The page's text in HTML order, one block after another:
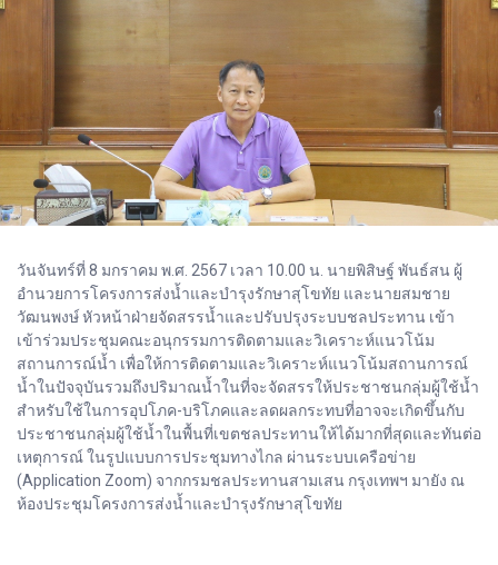
วันจันทร์ที่ 8 มกราคม พ.ศ. 2567 เวลา 10.00 น. นายพิสิษฐ์ พันธ์สน ผู้
อำนวยการโครงการส่งน้ำและบำรุงรักษาสุโขทัย และนายสมชาย
วัฒนพงษ์ หัวหน้าฝ่ายจัดสรรน้ำและปรับปรุงระบบชลประทาน เข้า
เข้าร่วมประชุมคณะอนุกรรมการติดตามและวิเคราะห์แนวโน้ม
สถานการณ์น้ำ เพื่อให้การติดตามและวิเคราะห์แนวโน้มสถานการณ์
น้ำในปัจจุบันรวมถึงปริมาณน้ำในที่จะจัดสรรให้ประชาชนกลุ่มผู้ใช้น้ำ
สำหรับใช้ในการอุปโภค-บริโภคและลดผลกระทบที่อาจจะเกิดขึ้นกับ
ประชาชนกลุ่มผู้ใช้น้ำในพื้นที่เขตชลประทานให้ได้มากที่สุดและทันต่อ
เหตุการณ์ ในรูปแบบการประชุมทางไกล ผ่านระบบเครือข่าย
(Application Zoom) จากกรมชลประทานสามเสน กรุงเทพฯ มายัง ณ
ห้องประชุมโครงการส่งน้ำและบำรุงรักษาสุโขทัย